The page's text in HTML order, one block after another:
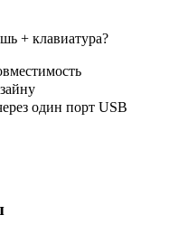
+ клавиатура?
один порт USB